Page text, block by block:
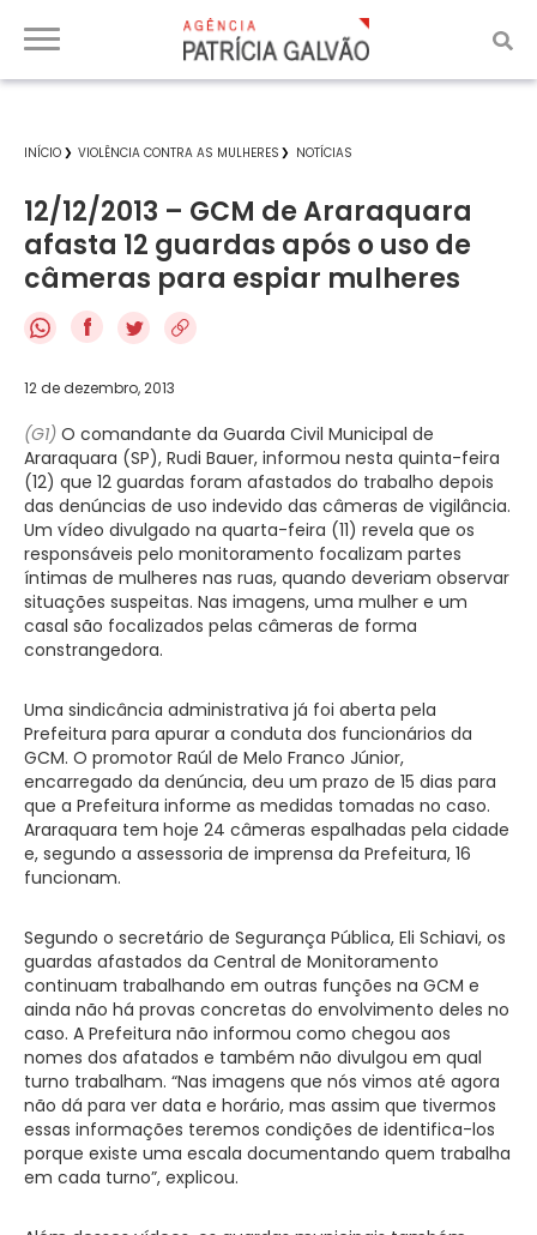
INÍCIO VIOLÊNCIA CONTRA AS MULHERES NOTÍCIAS
12/12/2013 – GCM de Araraquara
afasta 12 guardas após o uso de
câmeras para espiar mulheres
f
12 de dezembro, 2013
(G1) O comandante da Guarda Civil Municipal de
Araraquara (SP), Rudi Bauer, informou nesta quinta-feira
(12) que 12 guardas foram afastados do trabalho depois
das denúncias de uso indevido das câmeras de vigilância.
Um vídeo divulgado na quarta-feira (11) revela que os
responsáveis pelo monitoramento focalizam partes
íntimas de mulheres nas ruas, quando deveriam observar
situações suspeitas. Nas imagens, uma mulher e um
casal são focalizados pelas câmeras de forma
constrangedora.
Uma sindicância administrativa já foi aberta pela
Prefeitura para apurar a conduta dos funcionários da
GCM. O promotor Raúl de Melo Franco Júnior,
encarregado da denúncia, deu um prazo de 15 dias para
que a Prefeitura informe as medidas tomadas no caso.
Araraquara tem hoje 24 câmeras espalhadas pela cidade
e, segundo a assessoria de imprensa da Prefeitura, 16
funcionam.
Segundo o secretário de Segurança Pública, Eli Schiavi, os
guardas afastados da Central de Monitoramento
continuam trabalhando em outras funções na GCM e
ainda não há provas concretas do envolvimento deles no
caso. A Prefeitura não informou como chegou aos
nomes dos afatados e também não divulgou em qual
turno trabalham. “Nas imagens que nós vimos até agora
não dá para ver data e horário, mas assim que tivermos
essas informações teremos condições de identifica-los
porque existe uma escala documentando quem trabalha
em cada turno”, explicou.